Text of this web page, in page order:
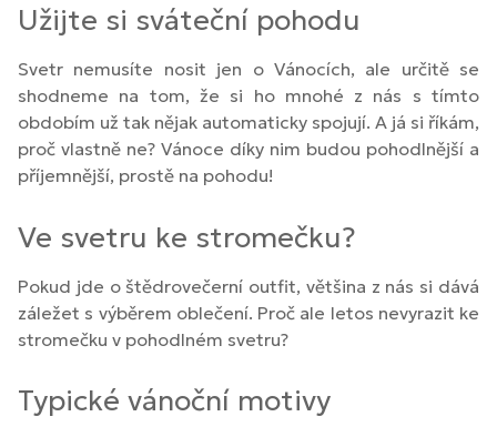
Užijte si sváteční pohodu
Svetr nemusíte nosit jen o Vánocích, ale určitě se
shodneme na tom, že si ho mnohé z nás s tímto
obdobím už tak nějak automaticky spojují. A já si říkám,
proč vlastně ne? Vánoce díky nim budou pohodlnější a
příjemnější, prostě na pohodu!
Ve svetru ke stromečku?
Pokud jde o štědrovečerní outfit, většina z nás si dává
záležet s výběrem oblečení. Proč ale letos nevyrazit ke
stromečku v pohodlném svetru?
Typické vánoční motivy